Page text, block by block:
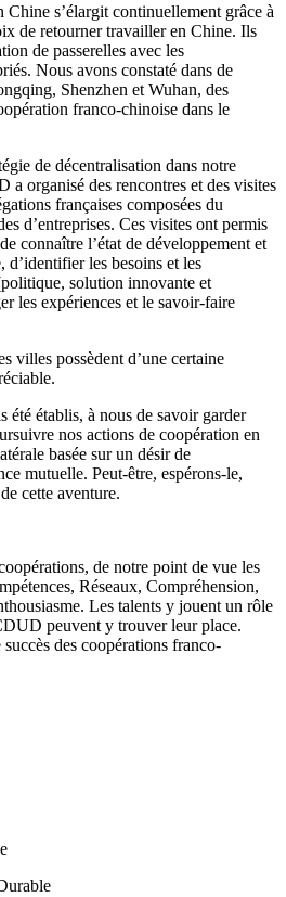
s’élargit continuellement grâce à
de retourner travailler en Chine. Ils
de passerelles avec les
Nous avons constaté dans de
Shenzhen et Wuhan, des
franco-chinoise dans le
de décentralisation dans notre
organisé des rencontres et des visites
françaises composées du
d’entreprises. Ces visites ont permis
connaître l’état de développement et
les besoins et les
solution innovante et
les expériences et le savoir-faire
villes possèdent d’une certaine
été établis, à nous de savoir garder
nos actions de coopération en
basée sur un désir de
mutuelle. Peut-être, espérons-le,
cette aventure.
de notre point de vue les
Réseaux, Compréhension,
Les talents y jouent un rôle
peuvent y trouver leur place.
des coopérations franco-